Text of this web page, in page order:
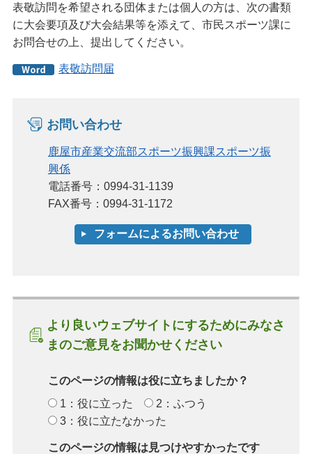
表敬訪問を希望される団体または個人の方は、次の書類
に大会要項及び大会結果等を添えて、市民スポーツ課に
お問合せの上、提出してください。
表敬訪問届
お問い合わせ
鹿屋市産業交流部スポーツ振興課スポーツ振
興係
電話番号：0994-31-1139
FAX番号：0994-31-1172
より良いウェブサイトにするためにみなさ
まのご意見をお聞かせください
このページの情報は役に立ちましたか？
1：役に立った
2：ふつう
3：役に立たなかった
このページの情報は見つけやすかったです